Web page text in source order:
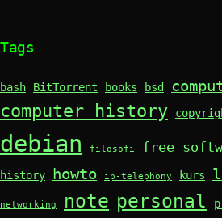
Tags
bash BitTorrent books bsd
computer history
debian filosofi free
history howto ip-telephony kurs
networking note personal